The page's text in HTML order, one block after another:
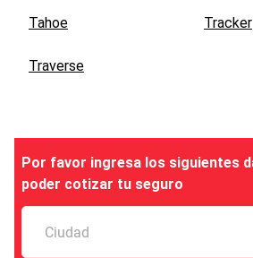
Tahoe Tracker
Traverse
Por favor ingresa los siguientes
poder cotizar tu seguro
Ciudad